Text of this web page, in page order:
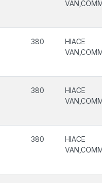
380
HIACE
380
HIACE
380
HIACE